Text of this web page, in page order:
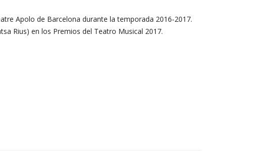
Apolo de Barcelona durante la temporada 2016-2017.
Rius) en los Premios del Teatro Musical 2017.